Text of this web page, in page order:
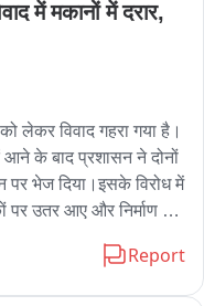
में मकानों में दरार,
लेकर विवाद गहरा गया है।
आने के बाद प्रशासन ने दोनों
पर भेज दिया।इसके विरोध में
पर उतर आए और निर्माण
चंद ठाकुर ने प्रभावित Report